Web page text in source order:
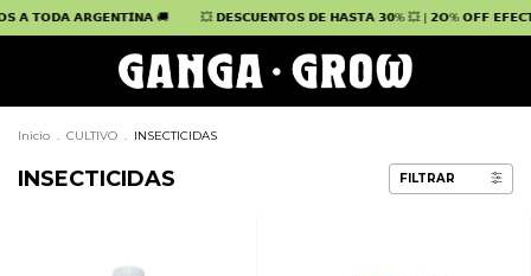
🚚 💥 𝗗𝗘𝗦𝗖𝗨𝗘𝗡𝗧𝗢𝗦 𝗗𝗘 𝗛𝗔𝗦𝗧𝗔 𝟯𝟬% 💥 | 𝟮𝗢% 𝗢𝗙𝗙 𝗘𝗙𝗘𝗖𝗧𝗜𝗩𝗢 | 𝟭𝟬%
Inicio . CULTIVO . INSECTICIDAS
INSECTICIDAS FILTRAR